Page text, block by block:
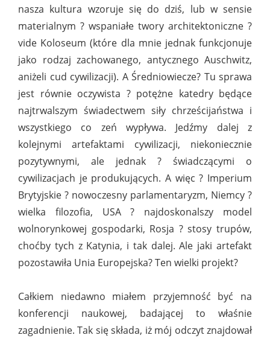
nasza kultura wzoruje się do dziś, lub w sensie
materialnym ? wspaniałe twory architektoniczne ?
vide Koloseum (które dla mnie jednak funkcjonuje
jako rodzaj zachowanego, antycznego Auschwitz,
aniżeli cud cywilizacji). A Średniowiecze? Tu sprawa
jest równie oczywista ? potężne katedry będące
najtrwalszym świadectwem siły chrześcijaństwa i
wszystkiego co zeń wypływa. Jedźmy dalej z
kolejnymi artefaktami cywilizacji, niekoniecznie
pozytywnymi, ale jednak ? świadczącymi o
cywilizacjach je produkujących. A więc ? Imperium
Brytyjskie ? nowoczesny parlamentaryzm, Niemcy ?
wielka filozofia, USA ? najdoskonalszy model
wolnorynkowej gospodarki, Rosja ? stosy trupów,
choćby tych z Katynia, i tak dalej. Ale jaki artefakt
pozostawiła Unia Europejska? Ten wielki projekt?
Całkiem niedawno miałem przyjemność być na
konferencji naukowej, badającej to właśnie
zagadnienie. Tak się składa, iż mój odczyt znajdował